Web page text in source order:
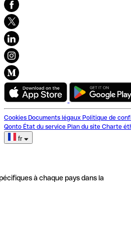
Cookies Documents légaux Politique de
Qonto État du service Plan du site Charte
fr
à chaque pays dans la